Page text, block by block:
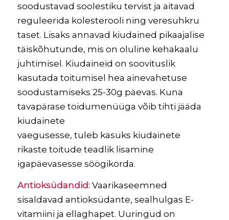
soodustavad soolestiku tervist ja aitavad
reguleerida kolesterooli ning veresuhkru
taset. Lisaks annavad kiudained pikaajalise
täiskõhutunde, mis on oluline kehakaalu
juhtimisel. Kiudaineid on soovituslik
kasutada toitumisel hea ainevahetuse
soodustamiseks 25-30g päevas. Kuna
tavapärase toidumenüüga võib tihti jääda
kiudainete
vaegusesse, tuleb kasuks kiudainete
rikaste toitude teadlik lisamine
igapäevasesse söögikorda.
Antioksüdandid:Vaarikaseemned
sisaldavad antioksüdante, sealhulgas E-
vitamiini ja ellaghapet. Uuringud on